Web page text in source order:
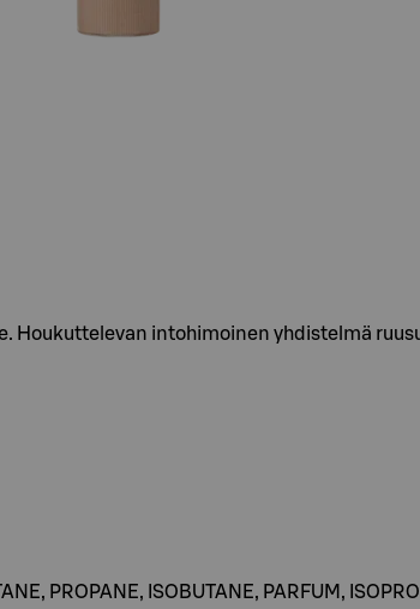
Houkuttelevan intohimoinen yhdistelmä
PROPANE, ISOBUTANE, PARFUM,